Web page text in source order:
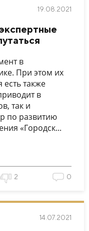
19.08.2021
в
При этом их
также
в
так и
по развитию
«Городск...
2 0
14.07.2021